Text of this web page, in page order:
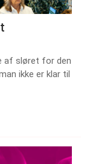
af sløret for den
ikke er klar til